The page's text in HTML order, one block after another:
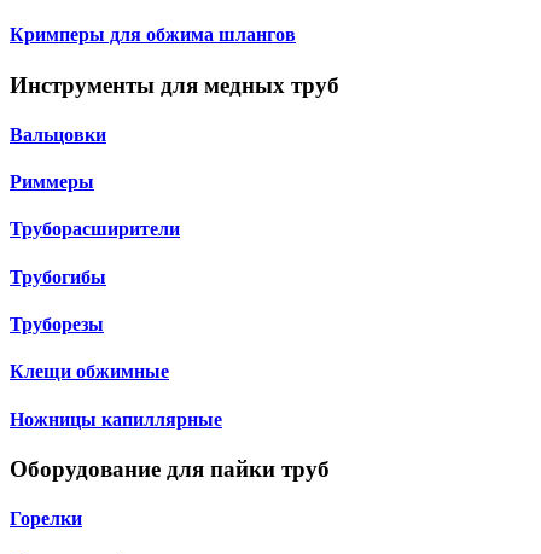
Кримперы для обжима шлангов
Инструменты для медных труб
Вальцовки
Риммеры
Труборасширители
Трубогибы
Труборезы
Клещи обжимные
Ножницы капиллярные
Оборудование для пайки труб
Горелки